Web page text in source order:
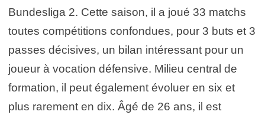
Bundesliga 2. Cette saison, il a joué 33 matchs
toutes compétitions confondues, pour 3 buts et 3
passes décisives, un bilan intéressant pour un
joueur à vocation défensive. Milieu central de
formation, il peut également évoluer en six et
plus rarement en dix. Âgé de 26 ans, il est